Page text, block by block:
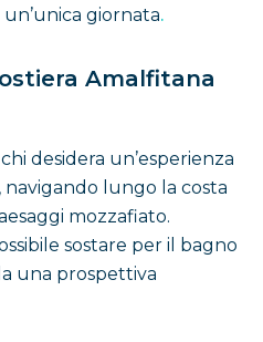
giornata.
Amalfitana
desidera un’esperienza
navigando lungo la costa
mozzafiato.
sostare per il bagno
una prospettiva